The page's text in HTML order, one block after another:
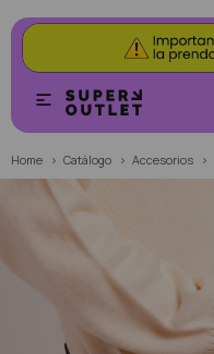

Home Catálogo Accesorios